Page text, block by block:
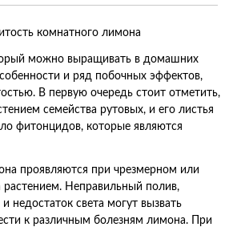
можно выращивать в домашних
и ряд побочных эффектов,
В первую очередь стоит отметить,
семейства рутовых, и его листья
фитонцидов, которые являются
проявляются при чрезмерном или
растением. Неправильный полив,
недостаток света могут вызвать
к различным болезням лимона. При